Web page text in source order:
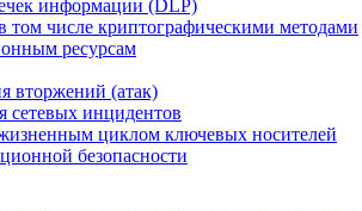
информации (DLP)
том числе криптографическими методами
ресурсам
вторжений (атак)
сетевых инцидентов
циклом ключевых носителей
безопасности